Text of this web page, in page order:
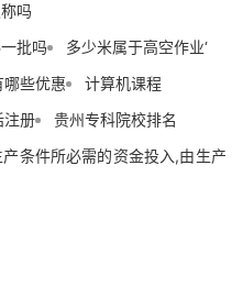
吗
批吗
多少米属于高空作业‘
些优惠
计算机课程
注册
贵州专科院校排名
条件所必需的资金投入,由生产